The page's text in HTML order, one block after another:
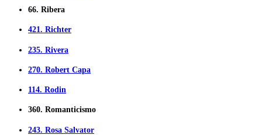
66. Ribera
421. Richter
235. Rivera
270. Robert Capa
114. Rodin
360. Romanticismo
243. Rosa Salvator